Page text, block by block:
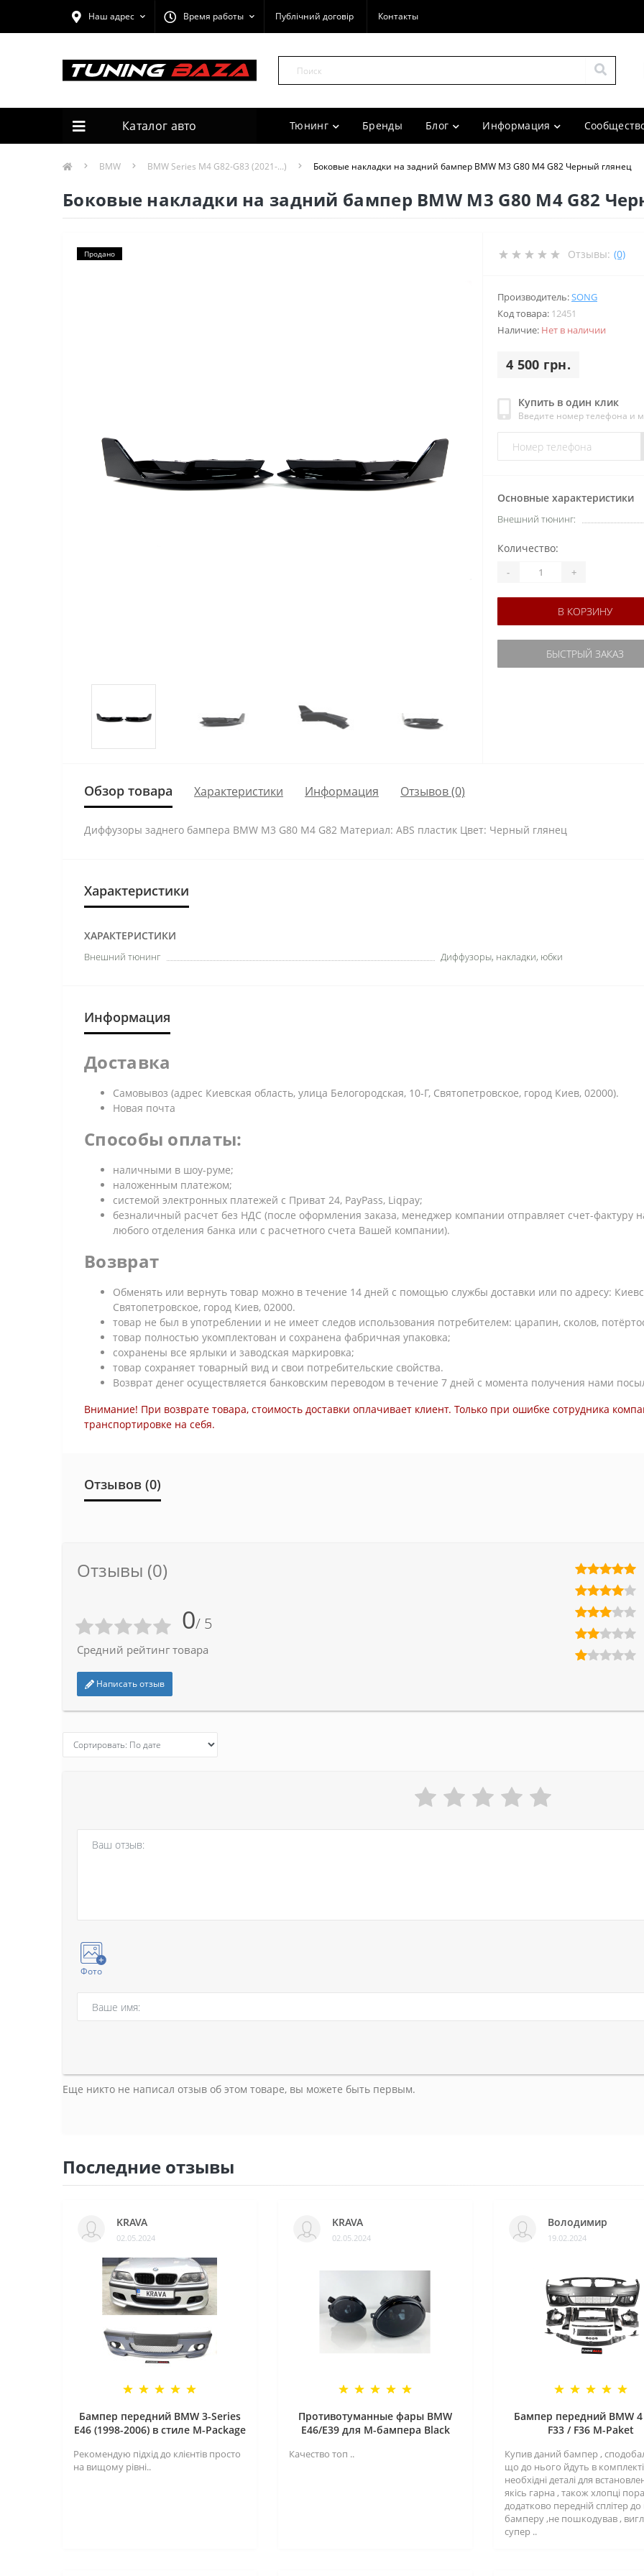
Наш адрес Время работы Публічний договір Контакты
Каталог авто Тюнинг Бренды Блог Информация
BMW BMW Series M4 G82-G83 (2021-...) Боковые накладки на задний бампер BMW M3 G80 M4 G82 Черный глянец
Боковые накладки на задний бампер BMW M3 G80 M4 G82
Продано Отзывы: (0)
Производитель:SONG
Код товара: 12451
Наличие: Нет в наличии
4 500 грн.
Купить в один клик
Введите номер телефона и
Основные характеристики
Внешний тюнинг:
Количество:
- +
В КОРЗИНУ
БЫСТРЫЙ ЗАКАЗ
Обзор товара Характеристики Информация Отзывов (0)
Диффузоры заднего бампера BMW M3 G80 M4 G82 Материал: ABS пластик Цвет: Черный глянец
Характеристики
ХАРАКТЕРИСТИКИ
Внешний тюнинг Диффузоры, накладки, юбки
Информация
Доставка
Самовывоз (адрес Киевская область, улица Белогородская, 10-Г, Святопетровское, город Киев, 02000).
Новая почта
Способы оплаты:
наличными в шоу-руме;
наложенным платежом;
системой электронных платежей с Приват 24, PayPass, Liqpay;
безналичный расчет без НДС (после оформления заказа, менеджер компании отправляет счет-фактуру
любого отделения банка или с расчетного счета Вашей компании).
Возврат
Обменять или вернуть товар можно в течение 14 дней с помощью службы доставки или по адресу:
Святопетровское, город Киев, 02000.
товар не был в употреблении и не имеет следов использования потребителем: царапин, сколов,
товар полностью укомплектован и сохранена фабричная упаковка;
сохранены все ярлыки и заводская маркировка;
товар сохраняет товарный вид и свои потребительские свойства.
Возврат денег осуществляется банковским переводом в течение 7 дней с момента получения нами
Внимание! При возврате товара, стоимость доставки оплачивает клиент. Только при ошибке сотрудника
транспортировке на себя.
Отзывов (0)
Отзывы (0)
0/ 5
Средний рейтинг товара
Написать отзыв
Фото
Еще никто не написал отзыв об этом товаре, вы можете быть первым.
Последние отзывы
KRAVA
02.05.2024
Бампер передний BMW 3-Series
E46 (1998-2006) в стиле M-Package
Рекомендую підхід до клієнтів просто
на вищому рівні..
KRAVA
02.05.2024
Противотуманные фары BMW
E46/E39 для M-бампера Black
Качество топ ..
Володимир
19.02.2024
Бампер передний BMW 4
F33 / F36 M-Paket
Купив даний бампер ,
що до нього йдуть в комплекті
необхідні деталі для
якісь гарна , також хлопці
додатково передній сплітер
бамперу ,не пошкодував ,
супер ..